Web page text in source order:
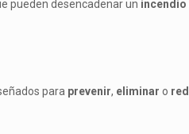
pueden desencadenar un incendio
para prevenir, eliminar o